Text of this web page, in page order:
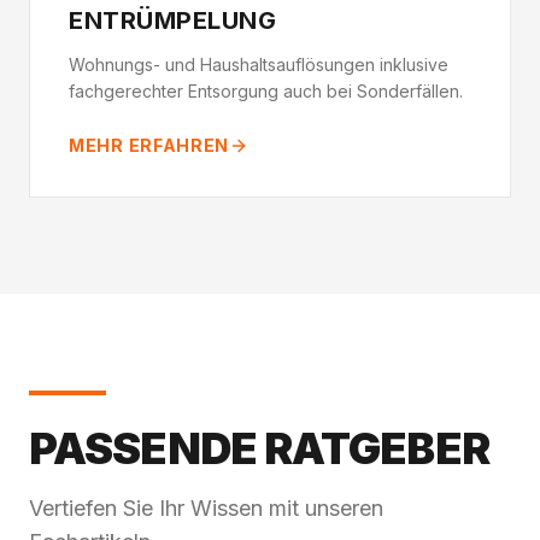
ENTRÜMPELUNG
Wohnungs- und Haushaltsauflösungen inklusive
fachgerechter Entsorgung auch bei Sonderfällen.
MEHR ERFAHREN
PASSENDE RATGEBER
Vertiefen Sie Ihr Wissen mit unseren